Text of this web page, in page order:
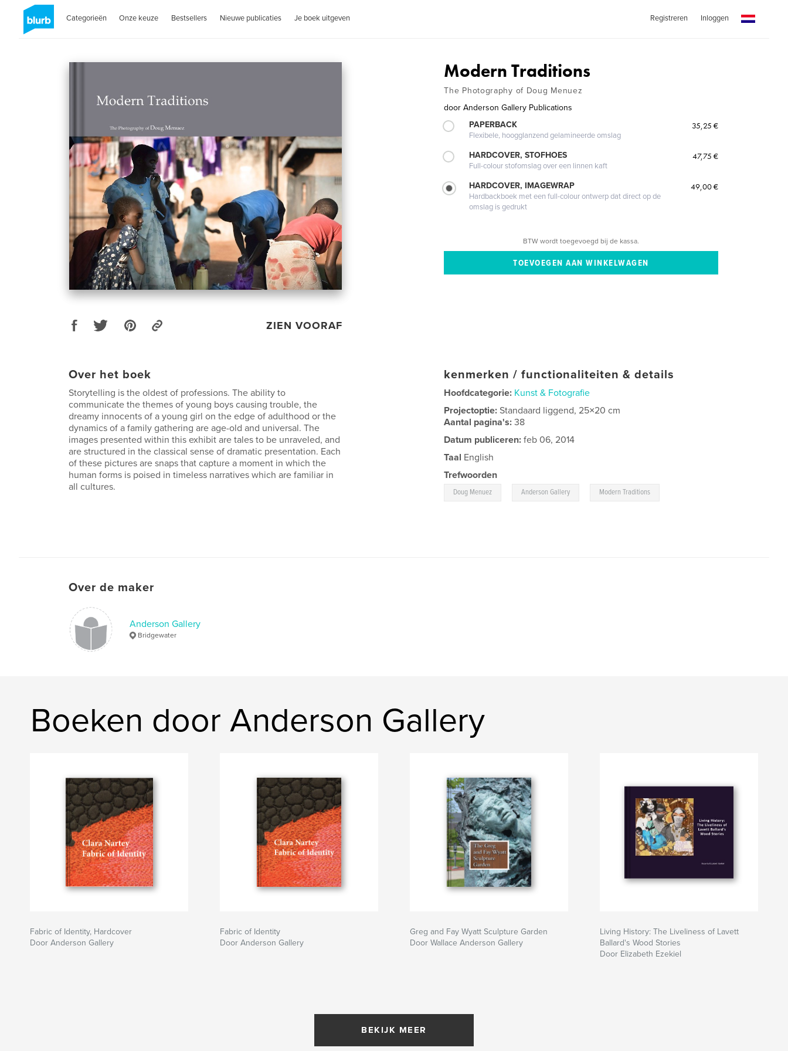
Categorieën Onze keuze Bestsellers Nieuwe publicaties Je boek uitgeven Registreren Inloggen
ZIEN VOORAF
Modern Traditions
The Photography of Doug Menuez
door Anderson Gallery Publications
PAPERBACK
Flexibele, hoogglanzend gelamineerde omslag
35,25 €
HARDCOVER, STOFHOES
Full-colour stofomslag over een linnen kaft
47,75 €
HARDCOVER, IMAGEWRAP
Hardbackboek met een full-colour ontwerp dat direct op de
omslag is gedrukt
49,00 €
BTW wordt toegevoegd bij de kassa.
Over het boek
Storytelling is the oldest of professions. The ability to
communicate the themes of young boys causing trouble, the
dreamy innocents of a young girl on the edge of adulthood or the
dynamics of a family gathering are age-old and universal. The
images presented within this exhibit are tales to be unraveled, and
are structured in the classical sense of dramatic presentation. Each
of these pictures are snaps that capture a moment in which the
human forms is poised in timeless narratives which are familiar in
all cultures.
kenmerken / functionaliteiten & details
Hoofdcategorie: Kunst & Fotografie
Projectoptie:Standaard liggend, 25×20 cm
Aantal pagina's:38
Datum publiceren: feb 06, 2014
Taal English
Trefwoorden
Doug Menuez Anderson Gallery Modern Traditions
Over de maker
Anderson Gallery
Bridgewater
Boeken door Anderson Gallery
Fabric of Identity, Hardcover
Door Anderson Gallery
Fabric of Identity
Door Anderson Gallery
Greg and Fay Wyatt Sculpture Garden
Door Wallace Anderson Gallery
Living History: The Liveliness of Lavett
Ballard's Wood Stories
Door Elizabeth Ezekiel
BEKIJK MEER